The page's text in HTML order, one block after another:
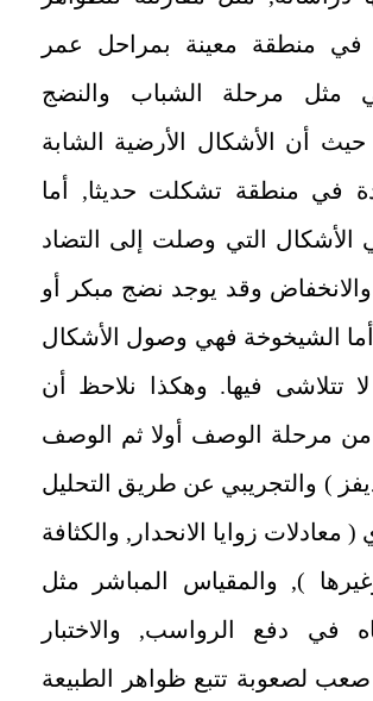
في منطقة معينة بمراحل عمر
مثل مرحلة الشباب والنضج
أن الأشكال الأرضية الشابة
في منطقة تشكلت حديثا, أما
الأشكال التي وصلت إلى التضاد
والانخفاض وقد يوجد نضج مبكر أو
الشيخوخة فهي وصول الأشكال
تتلاشى فيها. وهكذا نلاحظ أن
من مرحلة الوصف أولا ثم الوصف
) والتجريبي عن طريق التحليل
( معادلات زوايا الانحدار, والكثافة
), والمقياس المباشر مثل
في دفع الرواسب, والاختبار
لصعوبة تتبع ظواهر الطبيعة